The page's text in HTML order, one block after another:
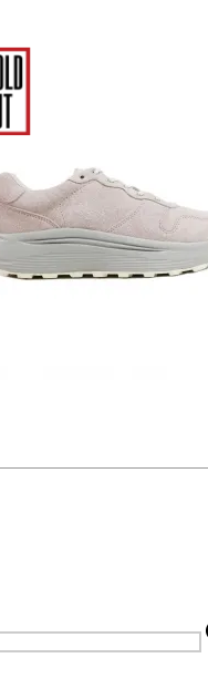
Eytys Jet Combo Suede
Sneakers - Pink
24,200円(税込)